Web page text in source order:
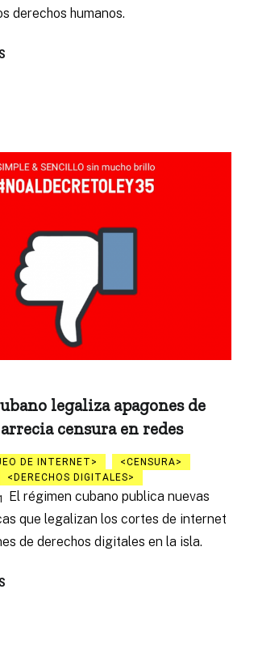
derechos humanos.
legaliza apagones de
censura en redes
DE INTERNET
CENSURA
DERECHOS DIGITALES
El régimen cubano publica nuevas
que legalizan los cortes de internet
de derechos digitales en la isla.